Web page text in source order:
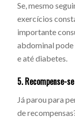
Se, mesmo
exercícios
importante
abdominal pode
e até diabetes.
5. Recompense-se
Já parou para
de